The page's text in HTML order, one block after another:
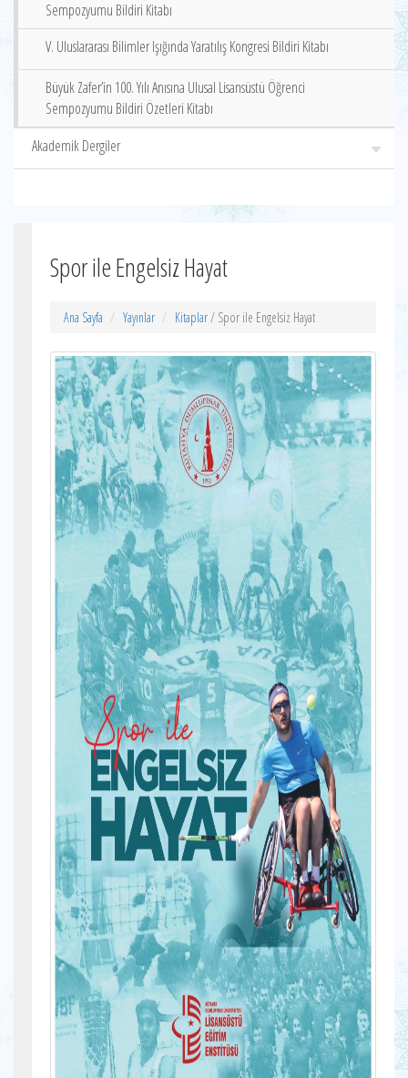
Sempozyumu Bildiri Kitabı
V. Uluslararası Bilimler Işığında Yaratılış Kongresi Bildiri Kitabı
Büyük Zafer’in 100. Yılı Anısına Ulusal Lisansüstü Öğrenci
Sempozyumu Bildiri Özetleri Kitabı
Akademik Dergiler
Spor ile Engelsiz Hayat
Ana Sayfa Yayınlar Kitaplar/ Spor ile Engelsiz Hayat